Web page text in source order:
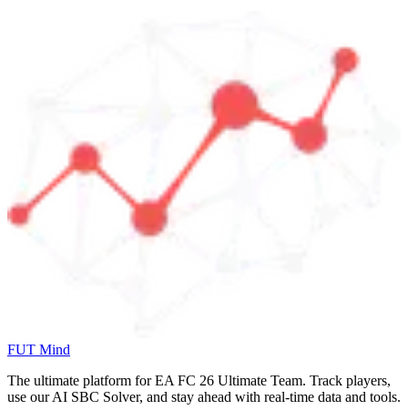
FUT Mind
The ultimate platform for EA FC 26 Ultimate Team. Track players,
use our AI SBC Solver, and stay ahead with real-time data and tools.